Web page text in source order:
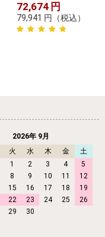
72,674 円
79,941 円 （税込）
2026年 9月
火 水 木 金
土
1
2 3 4
5
8 9 10 11
12
15 16 17 18
19
22 23 24 25
26
29 30